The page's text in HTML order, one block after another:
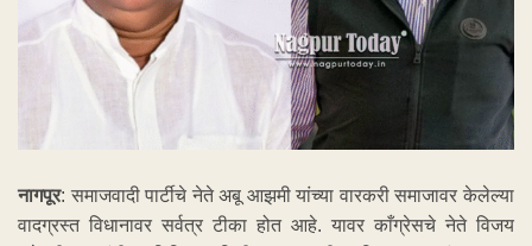
नागपूर: समाजवादी पार्टीचे नेते अबू आझमी यांच्या वारकरी समाजावर केलेल्या
वादग्रस्त विधानावर सर्वत्र टीका होत आहे. यावर काँग्रेसचे नेते विजय